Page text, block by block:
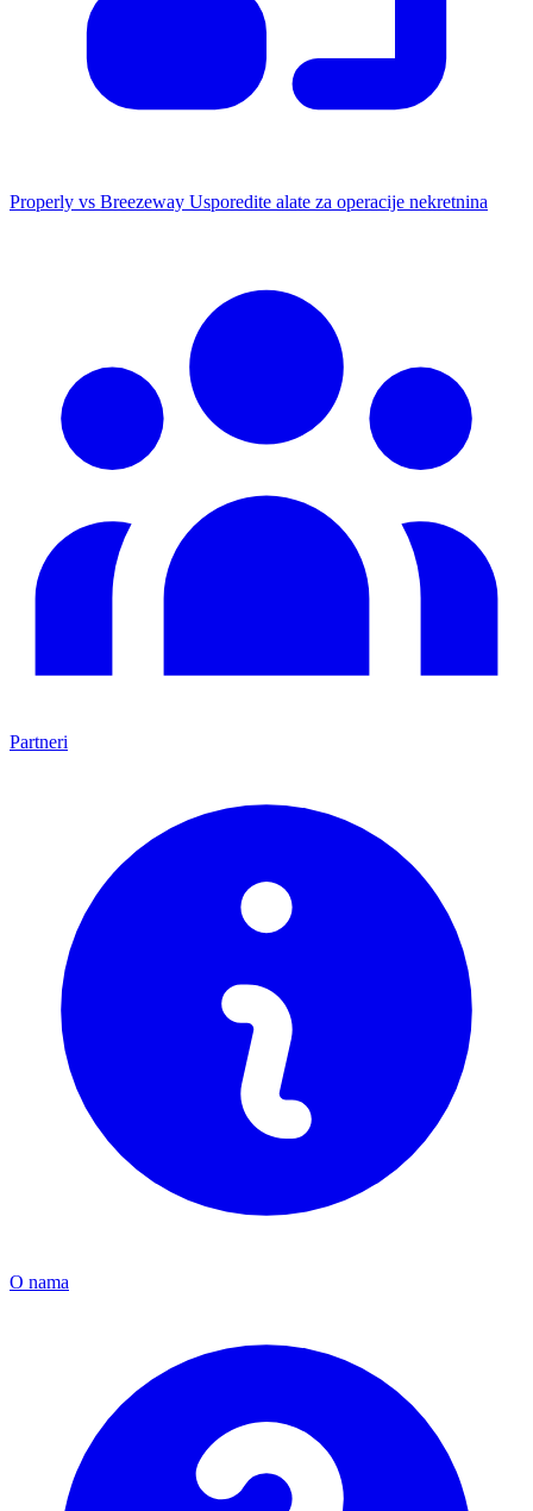
Properly vs Breezeway Usporedite alate za operacije nekretnina
Partneri
O nama